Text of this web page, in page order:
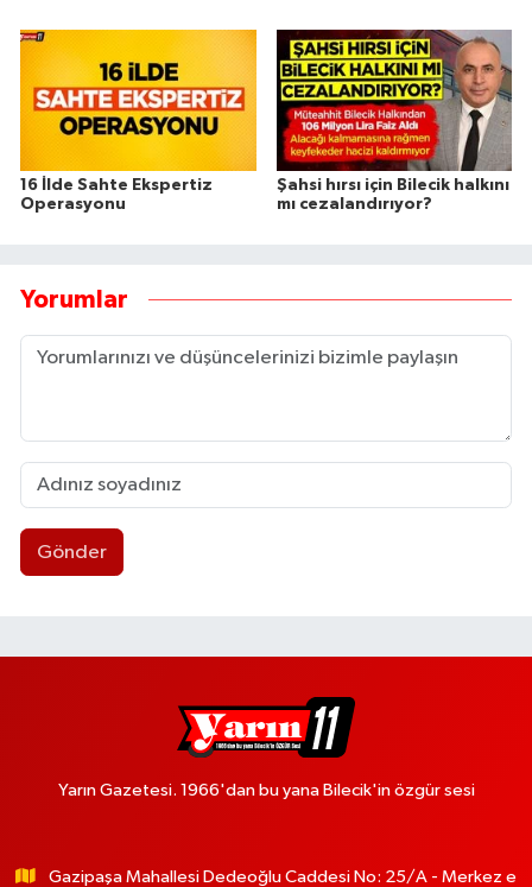
16 İlde Sahte Ekspertiz
Operasyonu
Şahsi hırsı için Bilecik halkını
mı cezalandırıyor?
Yorumlar
Gönder
Yarın Gazetesi. 1966'dan bu yana Bilecik'in özgür sesi
Gazipaşa Mahallesi Dedeoğlu Caddesi No: 25/A - Merkez e